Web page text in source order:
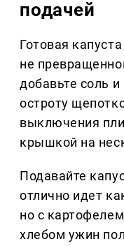
подачей
Готовая
не
добавьте соль
остроту
выключения
крышкой на
Подавайте
отлично идет
но с
хлебом ужин